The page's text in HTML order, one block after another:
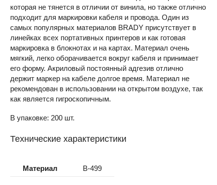
которая не тянется в отличии от винила, но также отлично
подходит для маркировки кабеля и провода. Один из
самых популярных материалов BRADY присутствует в
линейках всех портативных принтеров и как готовая
маркировка в блокнотах и на картах. Материал очень
мягкий, легко оборачивается вокруг кабеля и принимает
его форму. Акриловый постоянный адгезив отлично
держит маркер на кабеле долгое время. Материал не
рекомендован в использовании на открытом воздухе, так
как является гигроскопичным.
В упаковке: 200 шт.
Технические характеристики
Материал B-499